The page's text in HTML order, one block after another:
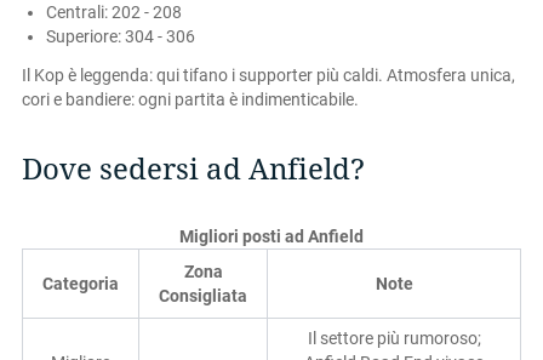
Centrali: 202 - 208
Superiore: 304 - 306
Il Kop è leggenda: qui tifano i supporter più caldi. Atmosfera unica,
cori e bandiere: ogni partita è indimenticabile.
Dove sedersi ad Anfield?
Migliori posti ad Anfield
Categoria
Zona
Consigliata
Note
Il settore più rumoroso;